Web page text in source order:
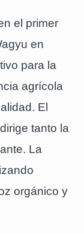
el primer
en
para la
agrícola
El
tanto la
La
orgánico y